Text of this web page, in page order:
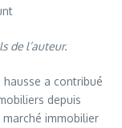
de l’auteur.
a contribué
depuis
marché immobilier